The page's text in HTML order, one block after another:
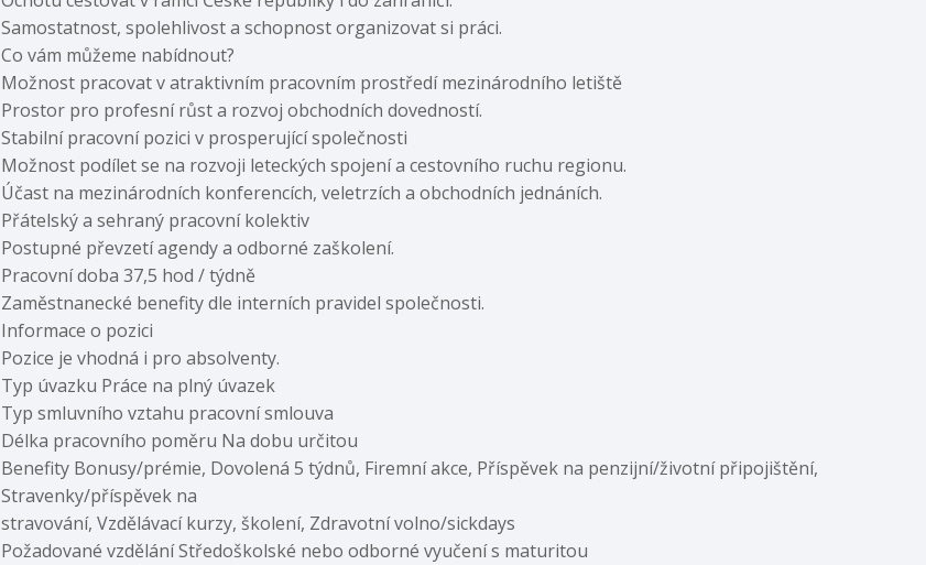
Samostatnost, spolehlivost a schopnost organizovat si práci.
Co vám můžeme nabídnout?
Možnost pracovat v atraktivním pracovním prostředí mezinárodního letiště
Prostor pro profesní růst a rozvoj obchodních dovedností.
Stabilní pracovní pozici v prosperující společnosti
Možnost podílet se na rozvoji leteckých spojení a cestovního ruchu regionu.
Účast na mezinárodních konferencích, veletrzích a obchodních jednáních.
Přátelský a sehraný pracovní kolektiv
Postupné převzetí agendy a odborné zaškolení.
Pracovní doba 37,5 hod / týdně
Zaměstnanecké benefity dle interních pravidel společnosti.
Informace o pozici
Pozice je vhodná i pro absolventy.
Typ úvazku Práce na plný úvazek
Typ smluvního vztahu pracovní smlouva
Délka pracovního poměru Na dobu určitou
Benefity Bonusy/prémie, Dovolená 5 týdnů, Firemní akce, Příspěvek na penzijní/životní připojištění,
Stravenky/příspěvek na
stravování, Vzdělávací kurzy, školení, Zdravotní volno/sickdays
Požadované vzdělání Středoškolské nebo odborné vyučení s maturitou